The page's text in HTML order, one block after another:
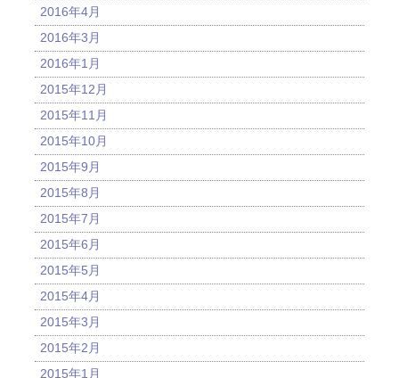
2016年4月
2016年3月
2016年1月
2015年12月
2015年11月
2015年10月
2015年9月
2015年8月
2015年7月
2015年6月
2015年5月
2015年4月
2015年3月
2015年2月
2015年1月